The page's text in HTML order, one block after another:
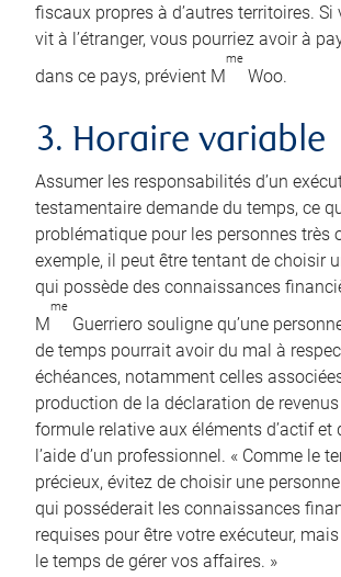
fiscaux propres à d’autres territoires. Si
vit à l’étranger, vous pourriez avoir à
dans ce pays, prévient M
me
Woo.
3. Horaire variable
Assumer les responsabilités d’un
testamentaire demande du temps, ce
problématique pour les personnes très
exemple, il peut être tentant de choisir
qui possède des connaissances
M
me
Guerriero souligne qu’une
de temps pourrait avoir du mal à
échéances, notamment celles
production de la déclaration de
formule relative aux éléments d’actif et
l’aide d’un professionnel. « Comme le
précieux, évitez de choisir une
qui posséderait les connaissances
requises pour être votre exécuteur,
le temps de gérer vos affaires. »